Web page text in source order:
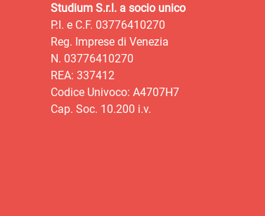
Studium S.r.l. a socio unico
P.I. e C.F. 03776410270
Reg. Imprese di Venezia
N. 03776410270
REA: 337412
Codice Univoco: A4707H7
Cap. Soc. 10.200 i.v.